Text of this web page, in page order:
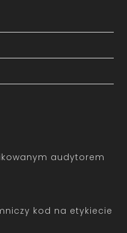
audytorem
kod na etykiecie